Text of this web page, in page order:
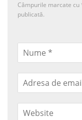
Câmpurile marcate cu
publicată.